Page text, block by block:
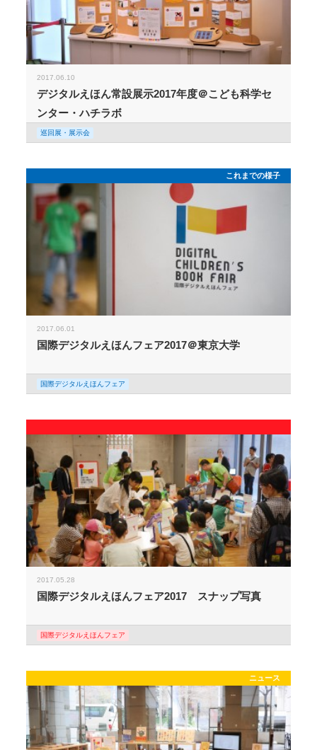
2017.06.10
デジタルえほん常設展示2017年度＠こども科学セ
ンター・ハチラボ
巡回展・展示会
これまでの様子
2017.06.01
国際デジタルえほんフェア2017＠東京大学
国際デジタルえほんフェア
2017.05.28
国際デジタルえほんフェア2017 スナップ写真
国際デジタルえほんフェア
ニュース